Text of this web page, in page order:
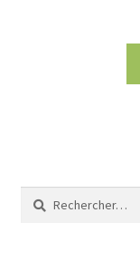
Rechercher :